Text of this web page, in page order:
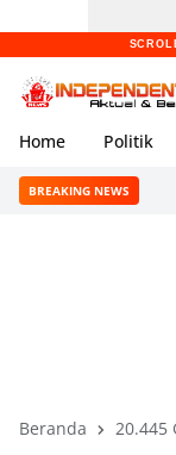
Home Politik
BREAKING NEWS
Beranda 20.445